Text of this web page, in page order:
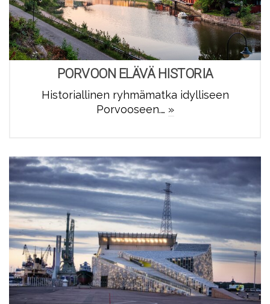
PORVOON ELÄVÄ HISTORIA
Historiallinen ryhmämatka idylliseen
Porvooseen.… »